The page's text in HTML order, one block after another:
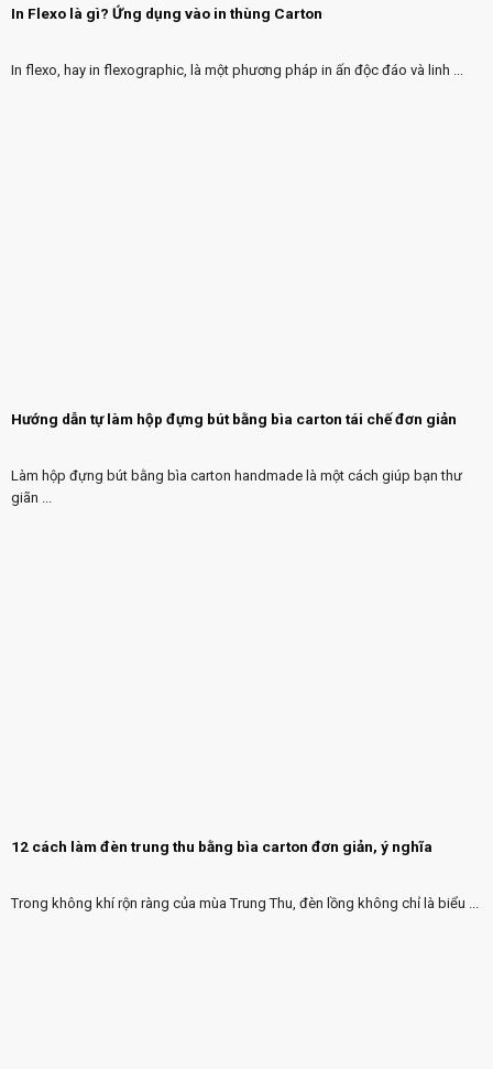
In Flexo là gì? Ứng dụng vào in thùng Carton
In flexo, hay in flexographic, là một phương pháp in ấn độc đáo và linh ...
Hướng dẫn tự làm hộp đựng bút bằng bìa carton tái chế đơn giản
Làm hộp đựng bút bằng bìa carton handmade là một cách giúp bạn thư
giãn ...
12 cách làm đèn trung thu bằng bìa carton đơn giản, ý nghĩa
Trong không khí rộn ràng của mùa Trung Thu, đèn lồng không chỉ là biểu ...